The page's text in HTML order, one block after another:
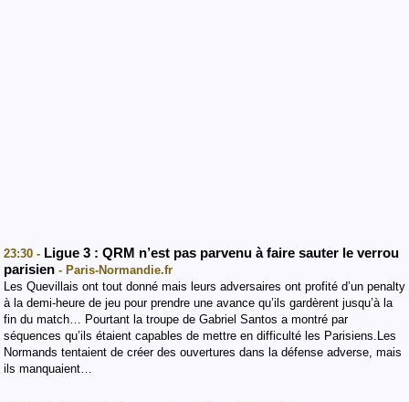
23:30 - Ligue 3 : QRM n’est pas parvenu à faire sauter le verrou
parisien - Paris-Normandie.fr
Les Quevillais ont tout donné mais leurs adversaires ont profité d’un penalty
à la demi-heure de jeu pour prendre une avance qu’ils gardèrent jusqu’à la
fin du match… Pourtant la troupe de Gabriel Santos a montré par
séquences qu’ils étaient capables de mettre en difficulté les Parisiens.Les
Normands tentaient de créer des ouvertures dans la défense adverse, mais
ils manquaient…